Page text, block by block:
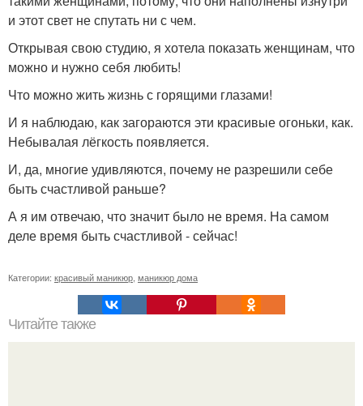
и этот свет не спутать ни с чем.
Открывая свою студию, я хотела показать женщинам, что
можно и нужно себя любить!
Что можно жить жизнь с горящими глазами!
И я наблюдаю, как загораются эти красивые огоньки, как.
Небывалая лёгкость появляется.
И, да, многие удивляются, почему не разрешили себе
быть счастливой раньше?
А я им отвечаю, что значит было не время. На самом
деле время быть счастливой - сейчас!
Категории: красивый маникюр, маникюр дома
Читайте также